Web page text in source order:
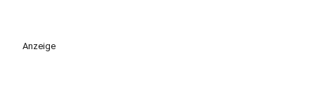
Anzeige